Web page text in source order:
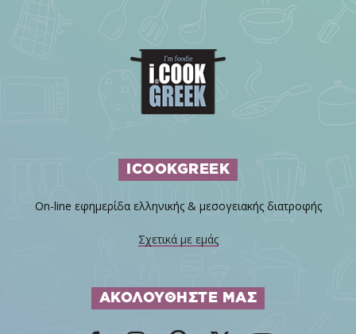
ICOOKGREEK
On-line εφημερίδα ελληνικής & μεσογειακής διατροφής
Σχετικά με εμάς
ΑΚΟΛΟΥΘΗΣΤΕ ΜΑΣ